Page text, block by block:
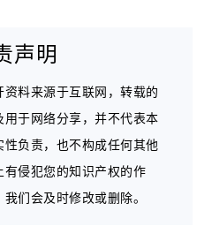
声明
料来源于互联网，转载的
用于网络分享，并不代表本
负责，也不构成任何其他
有侵犯您的知识产权的作
们会及时修改或删除。